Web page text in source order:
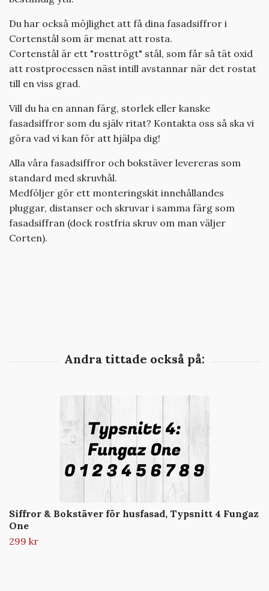
Du har också möjlighet att få dina fasadsiffror i
Cortenstål som är menat att rosta.
Cortenstål är ett "rosttrögt" stål, som får så tät oxid
att rostprocessen näst intill avstannar när det rostat
till en viss grad.
Vill du ha en annan färg, storlek eller kanske
fasadsiffror som du själv ritat? Kontakta oss så ska vi
göra vad vi kan för att hjälpa dig!
Alla våra fasadsiffror och bokstäver levereras som
standard med skruvhål.
Medföljer gör ett monteringskit innehållandes
pluggar, distanser och skruvar i samma färg som
fasadsiffran (dock rostfria skruv om man väljer
Corten).
Siffror & Bokstäver för husfasad, Typsnitt 4 Fungaz
One
299 kr